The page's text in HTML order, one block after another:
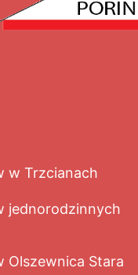
w Trzcianach
jednorodzinnych
Olszewnica Stara